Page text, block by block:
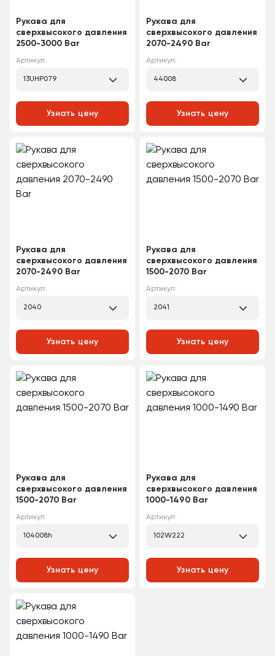
Рукава для
сверхвысокого давления
2500-3000 Bar
Артикул:
13UHP079
Узнать цену
Рукава для
сверхвысокого давления
2070-2490 Bar
Артикул:
44008
Узнать цену
Рукава для
сверхвысокого давления
2070-2490 Bar
Артикул:
2040
Узнать цену
Рукава для
сверхвысокого давления
1500-2070 Bar
Артикул:
2041
Узнать цену
Рукава для
сверхвысокого давления
1500-2070 Bar
Артикул:
104008h
Узнать цену
Рукава для
сверхвысокого давления
1000-1490 Bar
Артикул:
102W222
Узнать цену